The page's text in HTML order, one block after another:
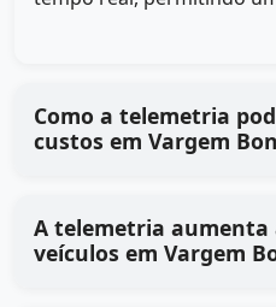
Como a telemetria
custos em Vargem
A telemetria aumenta
veículos em Vargem